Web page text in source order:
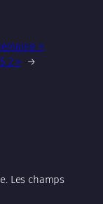
«
2 » →
Les champs